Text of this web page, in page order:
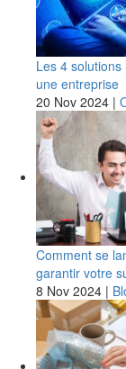
Les 4
une entreprise
20 Nov 2024 |
Comment se
garantir votre
8 Nov 2024 |